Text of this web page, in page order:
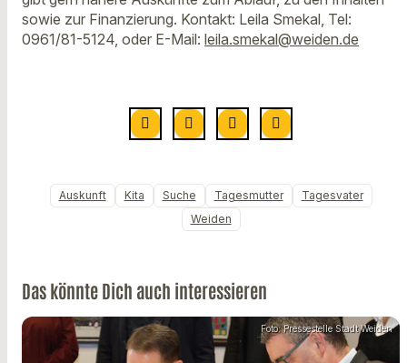
sowie zur Finanzierung. Kontakt: Leila Smekal, Tel:
0961/81-5124, oder E-Mail: leila.smekal@weiden.de
Auskunft Kita Suche Tagesmutter
Tagesvater
Weiden
Das könnte Dich auch interessieren
Foto: Pressestelle Stadt Weiden